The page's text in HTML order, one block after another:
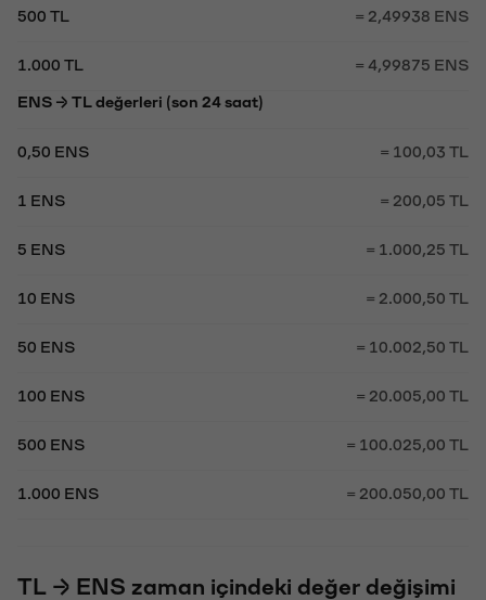
500 TL = 2,49938 ENS
1.000 TL = 4,99875 ENS
ENS → TL değerleri (son 24 saat)
0,50 ENS = 100,03 TL
1 ENS = 200,05 TL
5 ENS = 1.000,25 TL
10 ENS = 2.000,50 TL
50 ENS = 10.002,50 TL
100 ENS = 20.005,00 TL
500 ENS = 100.025,00 TL
1.000 ENS = 200.050,00 TL
TL → ENS zaman içindeki değer değişimi